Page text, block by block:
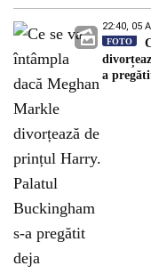
22:40, 05
FOTO
a